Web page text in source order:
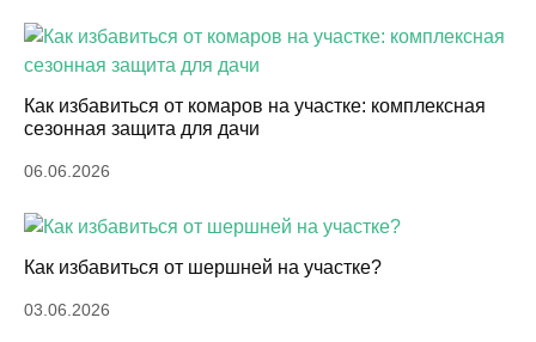
Как избавиться от комаров на участке: комплексная
сезонная защита для дачи
06.06.2026
Как избавиться от шершней на участке?
03.06.2026